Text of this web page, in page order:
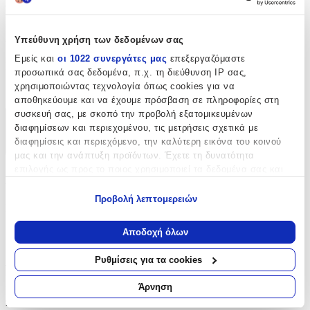
Υπεύθυνη χρήση των δεδομένων σας
Εμείς και οι 1022 συνεργάτες μας επεξεργαζόμαστε
προσωπικά σας δεδομένα, π.χ. τη διεύθυνση IP σας,
χρησιμοποιώντας τεχνολογία όπως cookies για να
αποθηκεύουμε και να έχουμε πρόσβαση σε πληροφορίες στη
συσκευή σας, με σκοπό την προβολή εξατομικευμένων
διαφημίσεων και περιεχομένου, τις μετρήσεις σχετικά με
διαφημίσεις και περιεχόμενο, την καλύτερη εικόνα του κοινού
μας και την ανάπτυξη προϊόντων. Έχετε τη δυνατότητα
Να συλλέξουμε πληροφορίες σχετικά με τη γεωγραφική
σας τοποθεσία, οι οποίες μπορεί να είναι ακριβείς σε
απόσταση μερικών μέτρων
Να αναγνωρίσουμε τη συσκευή σας σαρώνοντας ενεργά
για συγκεκριμένα χαρακτηριστικά (δακτυλικό αποτύπωμα)
Μάθετε περισσότερα σχετικά με τον τρόπο επεξεργασίας των
Προβολή λεπτομερειών
Αποδοχή όλων
Ρυθμίσεις για τα cookies
Άρνηση
την τέλεια επιλογή για ξεχωριστές, δημιουργικές εφαρμογές.
Χαρακτηριστικά
Είδος
Δαντέλες
Χαρακτηριστικά
Χαρακτηριστικά
Αξιολογήσεις
Προς το παρόν δεν υπάρχουν άλλες αξιολογήσεις. Όταν
προστεθούν, θα εμφανιστούν εδώ.